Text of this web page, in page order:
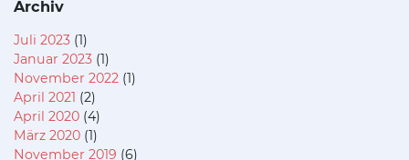
Archiv
Juli 2023 (1)
Januar 2023 (1)
November 2022 (1)
April 2021 (2)
April 2020 (4)
März 2020 (1)
November 2019 (6)